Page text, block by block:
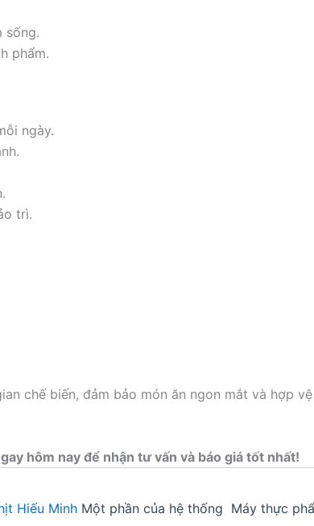
sống.
phẩm.
ngày.
trì.
chế biến, đảm bảo món ăn ngon mắt và hợp
hôm nay để nhận tư vấn và báo giá tốt nhất!
Hiếu Minh Một phần của hệ thống Máy thực